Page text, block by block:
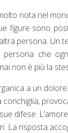
nota nel
figure sono
persona.
che
non è più la
a un
difese.
La risposta